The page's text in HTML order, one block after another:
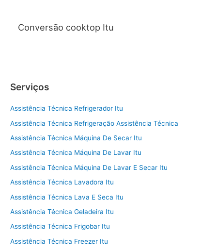
Conversão cooktop Itu
Serviços
Assistência Técnica Refrigerador Itu
Assistência Técnica Refrigeração Assistência Técnica
Assistência Técnica Máquina De Secar Itu
Assistência Técnica Máquina De Lavar Itu
Assistência Técnica Máquina De Lavar E Secar Itu
Assistência Técnica Lavadora Itu
Assistência Técnica Lava E Seca Itu
Assistência Técnica Geladeira Itu
Assistência Técnica Frigobar Itu
Assistência Técnica Freezer Itu